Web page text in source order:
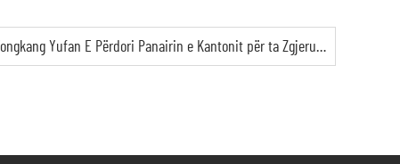
Forjimi i Shtigjeve Globale: Si Yongkang Yufan E Përdori Panairin e Kantonit për ta Zgjeruar Përhapjen Ndërkombëtare